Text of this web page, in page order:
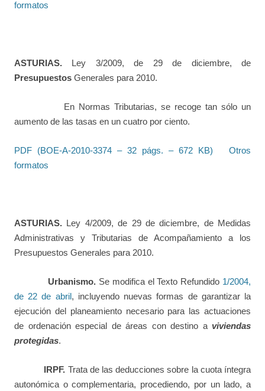
formatos
ASTURIAS. Ley 3/2009, de 29 de diciembre, de
Presupuestos Generales para 2010.
En Normas Tributarias, se recoge tan sólo un
aumento de las tasas en un cuatro por ciento.
PDF (BOE-A-2010-3374 – 32 págs. – 672 KB)
Otros
formatos
ASTURIAS. Ley 4/2009, de 29 de diciembre, de Medidas
Administrativas y Tributarias de Acompañamiento a los
Presupuestos Generales para 2010.
Urbanismo. Se modifica el Texto Refundido 1/2004,
de 22 de abril , incluyendo nuevas formas de garantizar la
ejecución del planeamiento necesario para las actuaciones
de ordenación especial de áreas con destino a viviendas
protegidas.
IRPF. Trata de las deducciones sobre la cuota íntegra
autonómica o complementaria, procediendo, por un lado, a